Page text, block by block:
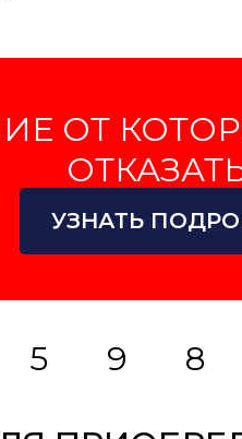
ОТ
УЗНАТЬ
8
9
5
87/1